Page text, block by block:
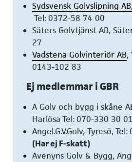
Sydsvensk Golvslipning
Tel: 0372-58 74 00
Säters Golvtjänst AB,
27
Vadstena Golvinteriör AB,
0143-102 83
Ej medlemmar i GBR
A Golv och bygg i skåne
Harlösa Tel: 070-330 30 01
Angel.G.V.Golv, Tyresö,
(Har ej F-skatt)
Avenyns Golv & Bygg,